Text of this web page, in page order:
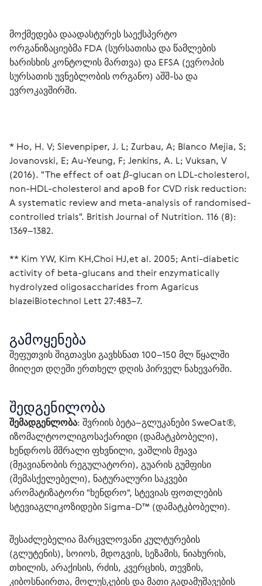
მოქმედება დაადასტურეს საექსპერტო
ორგანიზაციებმა FDA (სურსათისა და წამლების
ხარისხის კონტოლის მართვა) და EFSA (ევროპის
სურსათის უვნებლობის ორგანო) აშშ-სა და
ევროკავშირში.
* Ho, H. V; Sievenpiper, J. L; Zurbau, A; Blanco Mejia, S;
Jovanovski, E; Au-Yeung, F; Jenkins, A. L; Vuksan, V
(2016). "The effect of oat β-glucan on LDL-cholesterol,
non-HDL-cholesterol and apoB for CVD risk reduction:
A systematic review and meta-analysis of randomised-
controlled trials". British Journal of Nutrition. 116 (8):
1369–1382.
** Kim YW, Kim KH,Choi HJ,et al. 2005; Anti-diabetic
activity of beta-glucans and their enzymatically
hydrolyzed oligosaccharides from Agaricus
blazeiBiotechnol Lett 27:483–7.
გამოყენება
შეფუთვის შიგთავსი გავხსნათ 100–150 მლ წყალში
მიიღეთ დღეში ერთხელ დღის პირველ ნახევარში.
შედგენილობა
შემადგენლობა: შვრიის ბეტა–გლუკანები SweOat®,
იზომალტოოლიგოსაქარიდი (დამატკბობელი),
ხენდროს მშრალი ფხვნილი, ვაშლის მჟავა
(მჟავიანობის რეგულატორი), გუარის გუმფისი
(შემასქელებელი), ნატურალური საკვები
არომატიზატორი "ხენდრო", სტევიას ფოთლების
სტევიაგლიკოზიდები Sigma-D™ (დამატკბობელი).
შესაძლებელია მარცვლოვანი კულტურების
(გლუტენის), სოიოს, მდოგვის, სეზამის, ნიახურის,
თხილის, არაქისის, რძის, კვერცხის, თევზის,
კიბოსნაირთა, მოლუსკების და მათი გადამუშავების